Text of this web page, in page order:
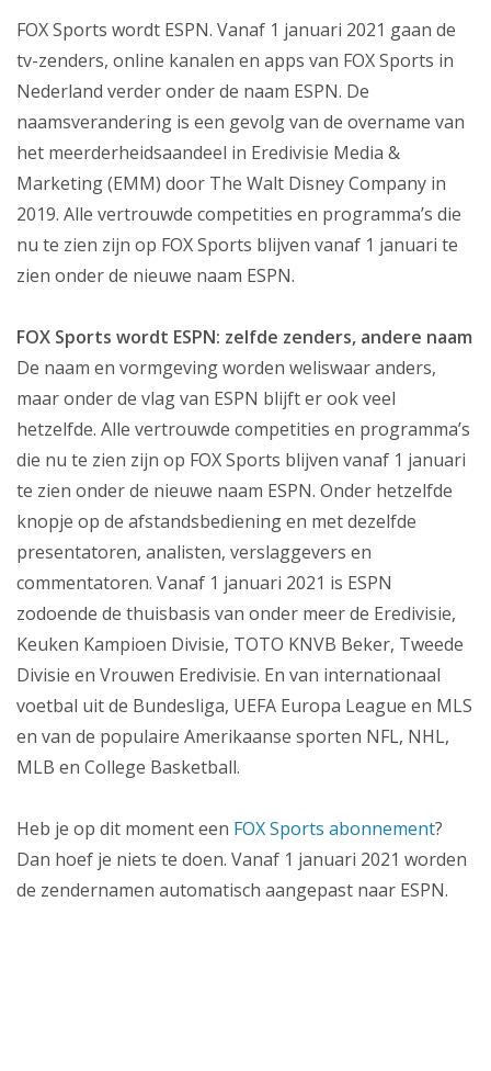
Mijn Kabelnoord
Mijn webmail
FOX Sports wordt ESPN. Vanaf 1 januari 2021 gaan de
tv-zenders, online kanalen en apps van FOX Sports in
Nederland verder onder de naam ESPN. De
naamsverandering is een gevolg van de overname van
het meerderheidsaandeel in Eredivisie Media &
Marketing (EMM) door The Walt Disney Company in
2019. Alle vertrouwde competities en programma’s die
nu te zien zijn op FOX Sports blijven vanaf 1 januari te
zien onder de nieuwe naam ESPN.
FOX Sports wordt ESPN: zelfde zenders, andere naam
De naam en vormgeving worden weliswaar anders,
maar onder de vlag van ESPN blijft er ook veel
hetzelfde. Alle vertrouwde competities en programma’s
die nu te zien zijn op FOX Sports blijven vanaf 1 januari
te zien onder de nieuwe naam ESPN. Onder hetzelfde
knopje op de afstandsbediening en met dezelfde
presentatoren, analisten, verslaggevers en
commentatoren. Vanaf 1 januari 2021 is ESPN
zodoende de thuisbasis van onder meer de Eredivisie,
Keuken Kampioen Divisie, TOTO KNVB Beker, Tweede
Divisie en Vrouwen Eredivisie. En van internationaal
voetbal uit de Bundesliga, UEFA Europa League en MLS
en van de populaire Amerikaanse sporten NFL, NHL,
MLB en College Basketball.
Heb je op dit moment een FOX Sports abonnement?
Dan hoef je niets te doen. Vanaf 1 januari 2021 worden
de zendernamen automatisch aangepast naar ESPN.